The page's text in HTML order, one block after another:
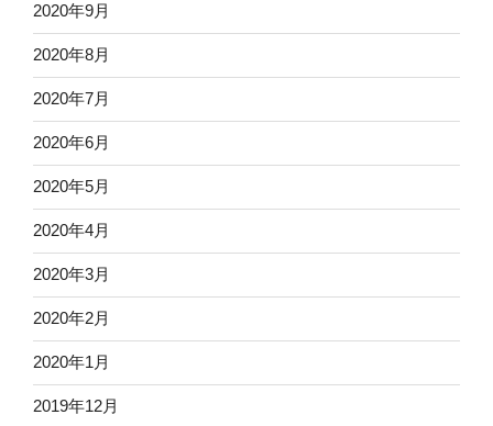
2020年9月
2020年8月
2020年7月
2020年6月
2020年5月
2020年4月
2020年3月
2020年2月
2020年1月
2019年12月